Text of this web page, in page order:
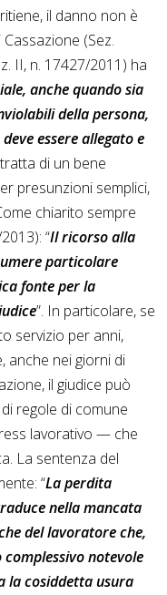
il danno non è
Cassazione (Sez.
II, n. 17427/2011) ha
anche quando sia
della persona,
essere allegato e
di un bene
presunzioni semplici,
chiarito sempre
“Il ricorso alla
particolare
fonte per la
”. In particolare, se
servizio per anni,
anche nei giorni di
il giudice può
regole di comune
lavorativo — che
La sentenza del
“La perdita
nella mancata
del lavoratore che,
notevole
la cosiddetta usura